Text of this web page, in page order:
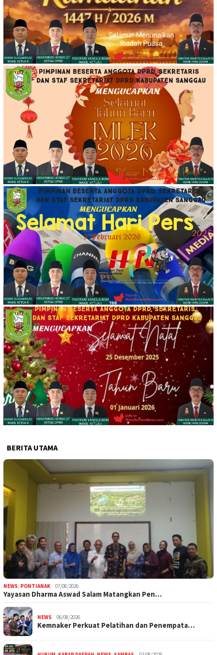
BERITA UTAMA
NEWS, PONTIANAK 07/08/2026
Yayasan Dharma Aswad Salam Matangkan Pen…
NEWS 06/08/2026
Kemnaker Perkuat Pelatihan dan Penempata…